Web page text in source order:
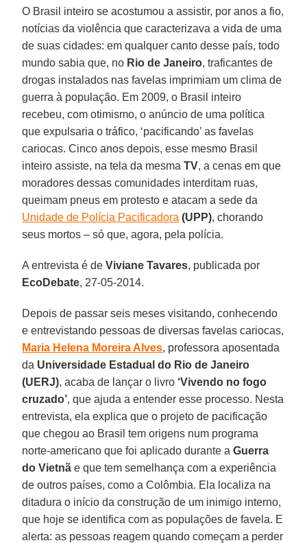
O Brasil inteiro se acostumou a assistir, por anos a fio,
notícias da violência que caracterizava a vida de uma
de suas cidades: em qualquer canto desse país, todo
mundo sabia que, no Rio de Janeiro, traficantes de
drogas instalados nas favelas imprimiam um clima de
guerra à população. Em 2009, o Brasil inteiro
recebeu, com otimismo, o anúncio de uma política
que expulsaria o tráfico, ‘pacificando’ as favelas
cariocas. Cinco anos depois, esse mesmo Brasil
inteiro assiste, na tela da mesma TV, a cenas em que
moradores dessas comunidades interditam ruas,
queimam pneus em protesto e atacam a sede da
Unidade de Polícia Pacificadora (UPP), chorando
seus mortos – só que, agora, pela polícia.
A entrevista é deViviane Tavares, publicada por
EcoDebate, 27-05-2014.
Depois de passar seis meses visitando, conhecendo
e entrevistando pessoas de diversas favelas cariocas,
Maria Helena Moreira Alves, professora aposentada
da Universidade Estadual do Rio de Janeiro
(UERJ), acaba de lançar o livro ‘Vivendo no fogo
cruzado’, que ajuda a entender esse processo. Nesta
entrevista, ela explica que o projeto de pacificação
que chegou ao Brasil tem origens num programa
norte-americano que foi aplicado durante aGuerra
do Vietnã e que tem semelhança com a experiência
de outros países, como a Colômbia. Ela localiza na
ditadura o início da construção de um inimigo interno,
que hoje se identifica com as populações de favela. E
alerta: as pessoas reagem quando começam a perder